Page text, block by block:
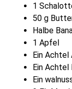
1
50 g
Halbe
1 Apfel
Ein Achtel
Ein Achtel
Ein